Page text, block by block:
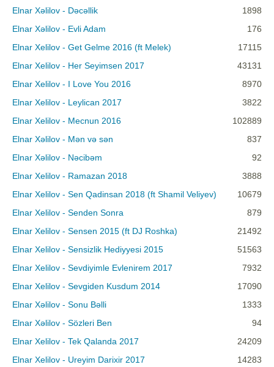
Elnar Xəlilov - Dəcəllik
1898
Elnar Xəlilov - Evli Adam
176
Elnar Xelilov - Get Gelme 2016 (ft Melek)
17115
Elnar Xelilov - Her Seyimsen 2017
43131
Elnar Xelilov - I Love You 2016
8970
Elnar Xelilov - Leylican 2017
3822
Elnar Xelilov - Mecnun 2016
102889
Elnar Xəlilov - Mən və sən
837
Elnar Xəlilov - Nəcibəm
92
Elnar Xelilov - Ramazan 2018
3888
Elnar Xelilov - Sen Qadinsan 2018 (ft Shamil Veliyev)
10679
Elnar Xelilov - Senden Sonra
879
Elnar Xelilov - Sensen 2015 (ft DJ Roshka)
21492
Elnar Xelilov - Sensizlik Hediyyesi 2015
51563
Elnar Xelilov - Sevdiyimle Evlenirem 2017
7932
Elnar Xelilov - Sevgiden Kusdum 2014
17090
Elnar Xəlilov - Sonu Bəlli
1333
Elnar Xəlilov - Sözleri Ben
94
Elnar Xelilov - Tek Qalanda 2017
24209
Elnar Xelilov - Ureyim Darixir 2017
14283